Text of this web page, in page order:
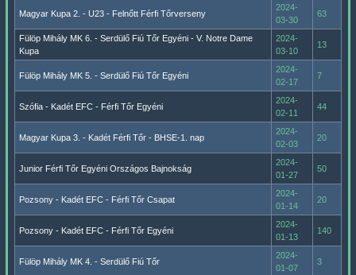
Magyar Kupa 2. - U23 - Felnőtt Férfi Tőrverseny
2024-
03-30
63
Fülöp Mihály MK 6. - Serdülő Fiú Tőr Egyéni - V. Notre Dame
Kupa
2024-
03-10
13
Fülöp Mihály MK 5. - Serdülő Fiú Tőr Egyéni
2024-
02-17
7
Szófia - Kadét EFC - Férfi Tőr Egyéni
2024-
02-11
44
Magyar Kupa 3. - Kadét Férfi Tőr - BHSE-1. nap
2024-
02-03
20
Junior Férfi Tőr Egyéni Országos Bajnokság
2024-
01-27
50
Pozsony - Kadét EFC - Férfi Tőr Csapat
2024-
01-14
20
Pozsony - Kadét EFC - Férfi Tőr Egyéni
2024-
01-13
140
Fülöp Mihály MK 4. - Serdülő Fiú Tőr
2024-
01-07
3